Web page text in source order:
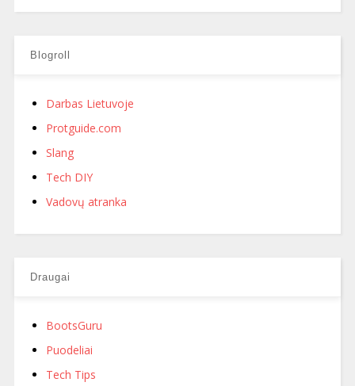
Blogroll
Darbas Lietuvoje
Protguide.com
Slang
Tech DIY
Vadovų atranka
Draugai
BootsGuru
Puodeliai
Tech Tips